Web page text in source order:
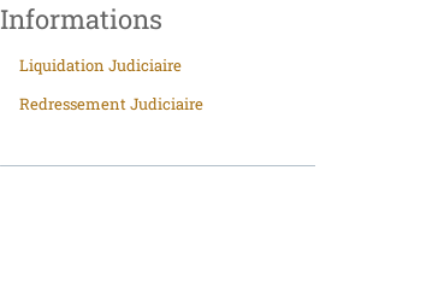
Informations
Liquidation Judiciaire
Redressement Judiciaire